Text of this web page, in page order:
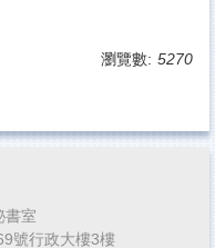
瀏覽數: 5270
書室
號行政大樓3樓